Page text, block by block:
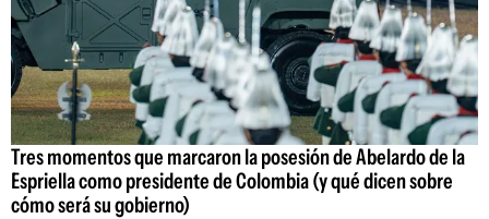
Tres momentos que marcaron la posesión de Abelardo de la
Espriella como presidente de Colombia (y qué dicen sobre
cómo será su gobierno)